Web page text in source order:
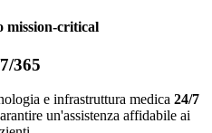
mission-critical
365
e infrastruttura medica 24/7
un'assistenza affidabile ai